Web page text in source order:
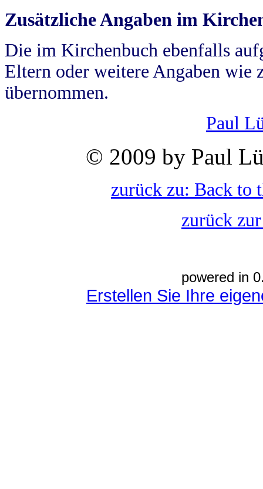
Zusätzliche Angaben im
Die im Kirchenbuch ebenfalls
Eltern oder weitere Angaben wie
übernommen.
Paul
© 2009 by Paul
zurück zu: Back to
zurück
powered in
Erstellen Sie Ihre